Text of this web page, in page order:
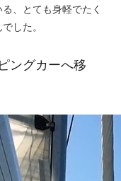
、とても身軽でたく
した。
ングカーへ移